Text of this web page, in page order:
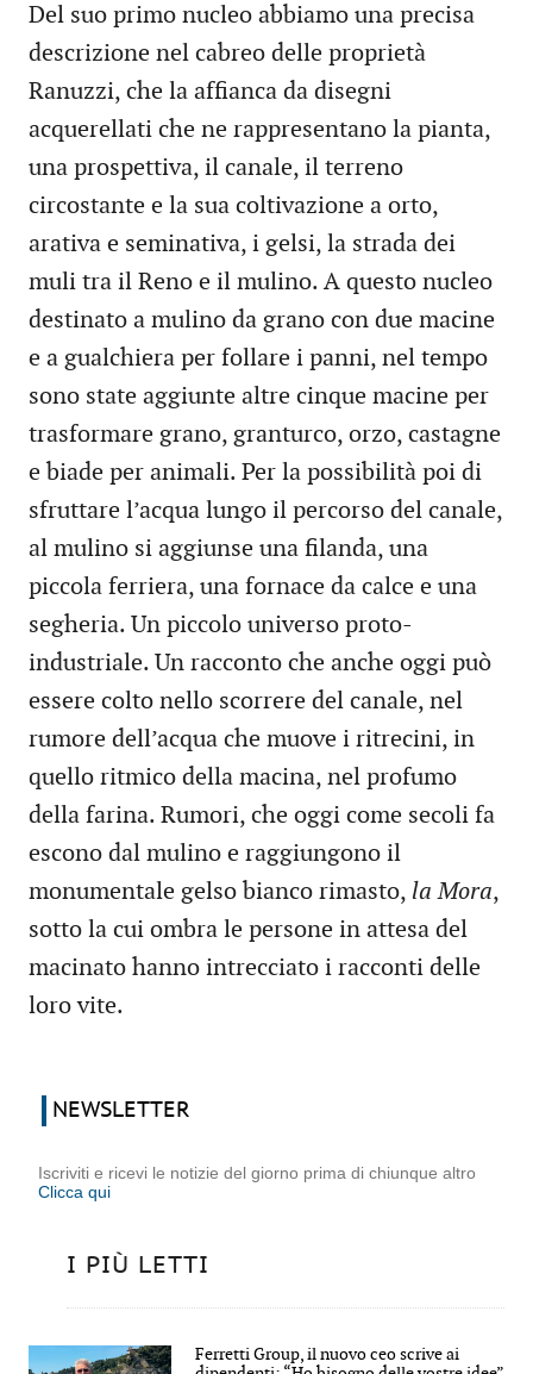
Del suo primo nucleo abbiamo una precisa
descrizione nel cabreo delle proprietà
Ranuzzi, che la affianca da disegni
acquerellati che ne rappresentano la pianta,
una prospettiva, il canale, il terreno
circostante e la sua coltivazione a orto,
arativa e seminativa, i gelsi, la strada dei
muli tra il Reno e il mulino. A questo nucleo
destinato a mulino da grano con due macine
e a gualchiera per follare i panni, nel tempo
sono state aggiunte altre cinque macine per
trasformare grano, granturco, orzo, castagne
e biade per animali. Per la possibilità poi di
sfruttare l’acqua lungo il percorso del canale,
al mulino si aggiunse una filanda, una
piccola ferriera, una fornace da calce e una
segheria. Un piccolo universo proto-
industriale. Un racconto che anche oggi può
essere colto nello scorrere del canale, nel
rumore dell’acqua che muove i ritrecini, in
quello ritmico della macina, nel profumo
della farina. Rumori, che oggi come secoli fa
escono dal mulino e raggiungono il
monumentale gelso bianco rimasto, la Mora,
sotto la cui ombra le persone in attesa del
macinato hanno intrecciato i racconti delle
loro vite.
NEWSLETTER
Iscriviti e ricevi le notizie del giorno prima di chiunque altro
Clicca qui
I PIÙ LETTI
Ferretti Group, il nuovo ceo scrive ai